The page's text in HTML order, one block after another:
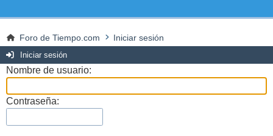
Foro de Tiempo.com Iniciar sesión
Iniciar sesión
Nombre de usuario:
Contraseña: